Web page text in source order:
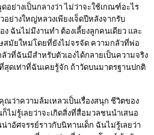
ย่างเป็นกลางว่า ไม่ว่าจะใช้เกณฑ์อะไร
ย่างใหญ่หลวงเพียงเจ็ดปีหลังจากรับ
ฉันไม่มีงานทำ ต้องเลี้ยงลูกคนเดียว และ
สมัยใหม่โดยที่ยังไม่จรจัด ความกลัวที่พ่อ
ที่ฉันมีสำหรับตัวเองได้กลายเป็นความจริง
ดเท่าที่ฉันเคยรู้จัก ถ้าวัดบนมาตรฐานปกติ
ว่าความล้มเหลวเป็นเรื่องสนุก ชีวิตของ
ม่รู้เลยว่าจะเกิดสิ่งที่สื่อมวลชนนำเสนอ
าอัศจรรย์ราวกับนิทานเด็ก ฉันไม่รู้เลยว่า